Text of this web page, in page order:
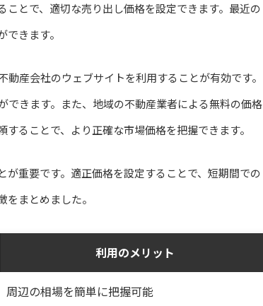
とで、適切な売り出し価格を設定できます。最近の
きます。
産会社のウェブサイトを利用することが有効です。
できます。また、地域の不動産業者による無料の価格
ることで、より正確な市場価格を把握できます。
重要です。適正価格を設定することで、短期間での
まとめました。
利用のメリット
周辺の相場を簡単に把握可能